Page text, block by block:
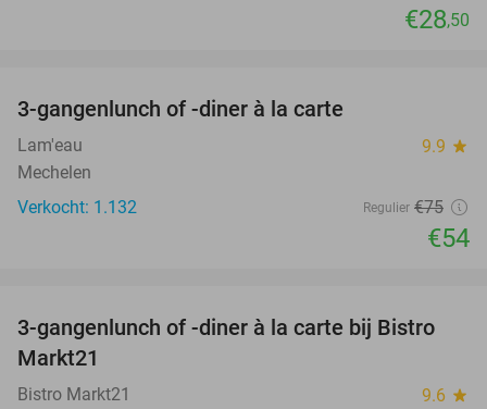
€28,50
3-gangenlunch of -diner à la carte
Lam'eau 9.9 star
Mechelen
Verkocht: 1.132
Regulier €75
€54
46%
3-gangenlunch of -diner à la carte bij Bistro
Markt21
Bistro Markt21 9.6 star